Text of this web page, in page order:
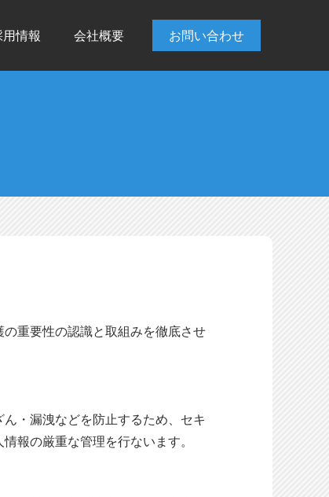
用情報 会社概要 お問い合わせ
重要性の認識と取組みを徹底させ
・漏洩などを防止するため、セキ
報の厳重な管理を行ないます。